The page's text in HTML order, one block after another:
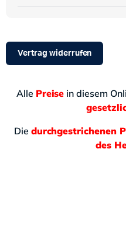
Vertrag widerrufen
Alle Preise in diesem
Die durchgestrichenen
des